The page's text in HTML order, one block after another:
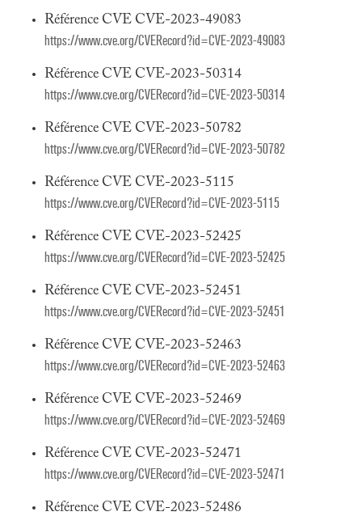
Référence CVE CVE-2023-49083
https://www.cve.org/CVERecord?id=CVE-2023-49083
Référence CVE CVE-2023-50314
https://www.cve.org/CVERecord?id=CVE-2023-50314
Référence CVE CVE-2023-50782
https://www.cve.org/CVERecord?id=CVE-2023-50782
Référence CVE CVE-2023-5115
https://www.cve.org/CVERecord?id=CVE-2023-5115
Référence CVE CVE-2023-52425
https://www.cve.org/CVERecord?id=CVE-2023-52425
Référence CVE CVE-2023-52451
https://www.cve.org/CVERecord?id=CVE-2023-52451
Référence CVE CVE-2023-52463
https://www.cve.org/CVERecord?id=CVE-2023-52463
Référence CVE CVE-2023-52469
https://www.cve.org/CVERecord?id=CVE-2023-52469
Référence CVE CVE-2023-52471
https://www.cve.org/CVERecord?id=CVE-2023-52471
Référence CVE CVE-2023-52486